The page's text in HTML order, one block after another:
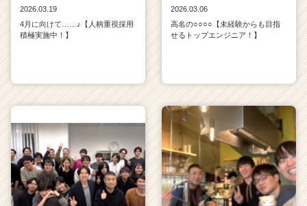
2026.03.19
4月に向けて……♪【人柄重視採用
積極実施中！】
2026.03.06
高名の○○○○【未経験からも目指
せるトップエンジニア！】